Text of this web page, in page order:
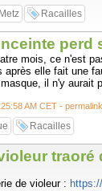
Metz Racailles
mois, ce n'est
après elle fait une
il n'y aurait
AM CET - permalink
Racailles
traoré
de violeur :